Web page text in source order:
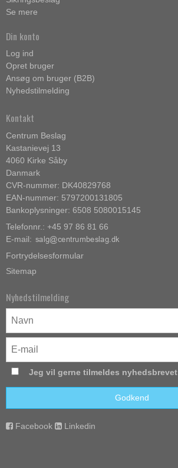
Se mere
Din konto
Log ind
Opret bruger
Ansøg om bruger (B2B)
Nyhedstilmelding
Kontakt
Centrum Beslag
Kastanievej 13
4060 Kirke Såby
Danmark
CVR-nummer: DK40829768
EAN-nummer: 5797200131805
Bankoplysninger: 6508 5080015145
Telefonnr.: +45 97 86 81 66
E-mail:
Fortrydelsesformular
Sitemap
Nyhedstilmelding
Jeg vil gerne tilmeldes nyhedsbrevet
Godkend
Facebook Linkedin